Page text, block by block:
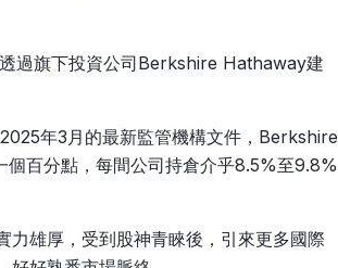
過旗下投資公司Berkshire Hathaway建
年3月的最新監管機構文件，Berkshire
百分點，每間公司持倉介乎8.5%至9.8%
力雄厚，受到股神青睞後，引來更多國際